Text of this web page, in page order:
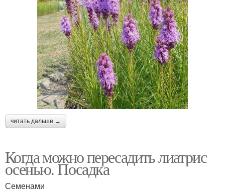
читать дальше →
Когда можно пересадить лиатрис
осенью. Посадка
Семенами